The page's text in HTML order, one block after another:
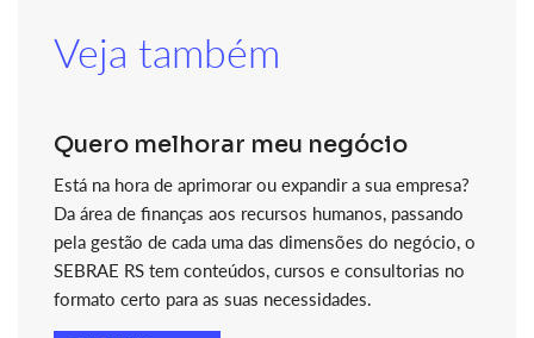
Veja também
Quero melhorar meu negócio
Está na hora de aprimorar ou expandir a sua empresa?
Da área de finanças aos recursos humanos, passando
pela gestão de cada uma das dimensões do negócio, o
SEBRAE RS tem conteúdos, cursos e consultorias no
formato certo para as suas necessidades.